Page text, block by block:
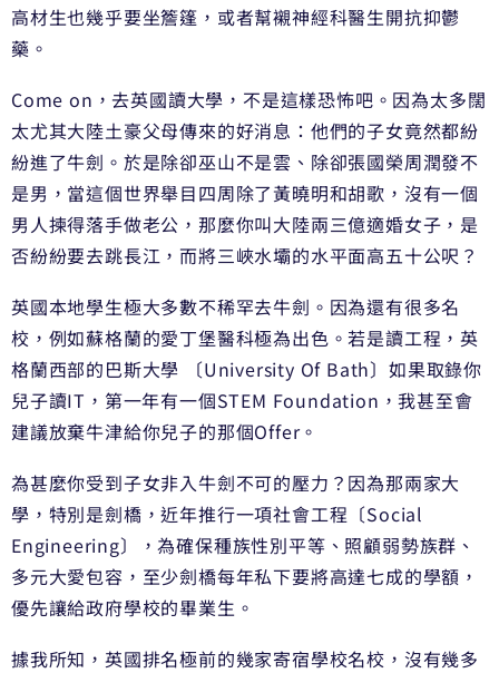
高材生也幾乎要坐簷篷，或者幫襯神經科醫生開抗抑鬱
藥。
Come on，去英國讀大學，不是這樣恐怖吧。因為太多闊
太尤其大陸土豪父母傳來的好消息：他們的子女竟然都紛
紛進了牛劍。於是除卻巫山不是雲、除卻張國榮周潤發不
是男，當這個世界舉目四周除了黃曉明和胡歌，沒有一個
男人揀得落手做老公，那麼你叫大陸兩三億適婚女子，是
否紛紛要去跳長江，而將三峽水壩的水平面高五十公呎？
英國本地學生極大多數不稀罕去牛劍。因為還有很多名
校，例如蘇格蘭的愛丁堡醫科極為出色。若是讀工程，英
格蘭西部的巴斯大學 〔University Of Bath〕如果取錄你
兒子讀IT，第一年有一個STEM Foundation，我甚至會
建議放棄牛津給你兒子的那個Offer。
為甚麼你受到子女非入牛劍不可的壓力？因為那兩家大
學，特別是劍橋，近年推行一項社會工程〔Social
Engineering〕，為確保種族性別平等、照顧弱勢族群、
多元大愛包容，至少劍橋每年私下要將高達七成的學額，
優先讓給政府學校的畢業生。
據我所知，英國排名極前的幾家寄宿學校名校，沒有幾多